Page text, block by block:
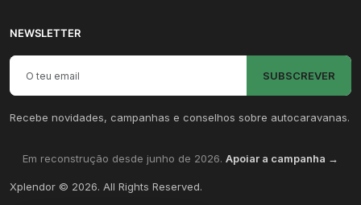
NEWSLETTER
Email para newsletter
SUBSCREVER
Recebe novidades, campanhas e conselhos sobre autocaravanas.
Em reconstrução desde junho de 2026. Apoiar a campanha →
Xplendor © 2026. All Rights Reserved.